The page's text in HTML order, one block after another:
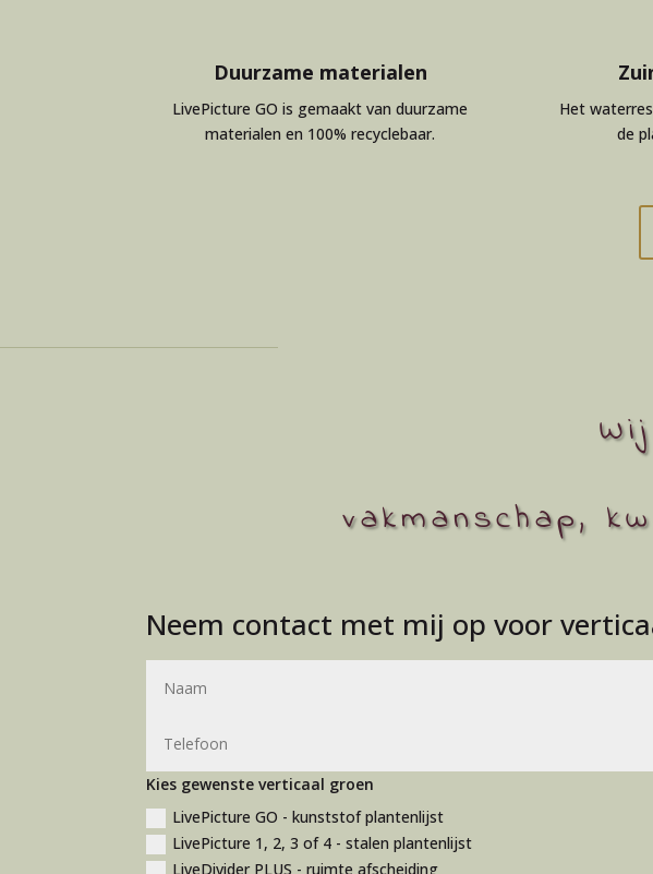
Duurzame materialen
LivePicture GO is gemaakt van duurzame
materialen en 100% recyclebaar.
Het
de
vakmanschap,
Neem contact met mij op voor
Kies gewenste verticaal groen
LivePicture GO - kunststof plantenlijst
LivePicture 1, 2, 3 of 4 - stalen plantenlijst
LiveDivider PLUS - ruimte afscheiding
r
a